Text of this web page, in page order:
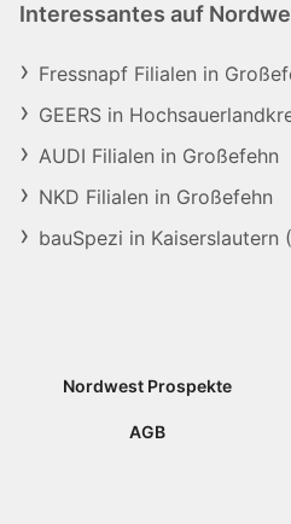
Interessantes auf
Fressnapf Filialen in
GEERS in
AUDI Filialen in Großefehn
NKD Filialen in Großefehn
bauSpezi in Kaiserslautern
Nordwest Prospekte
AGB